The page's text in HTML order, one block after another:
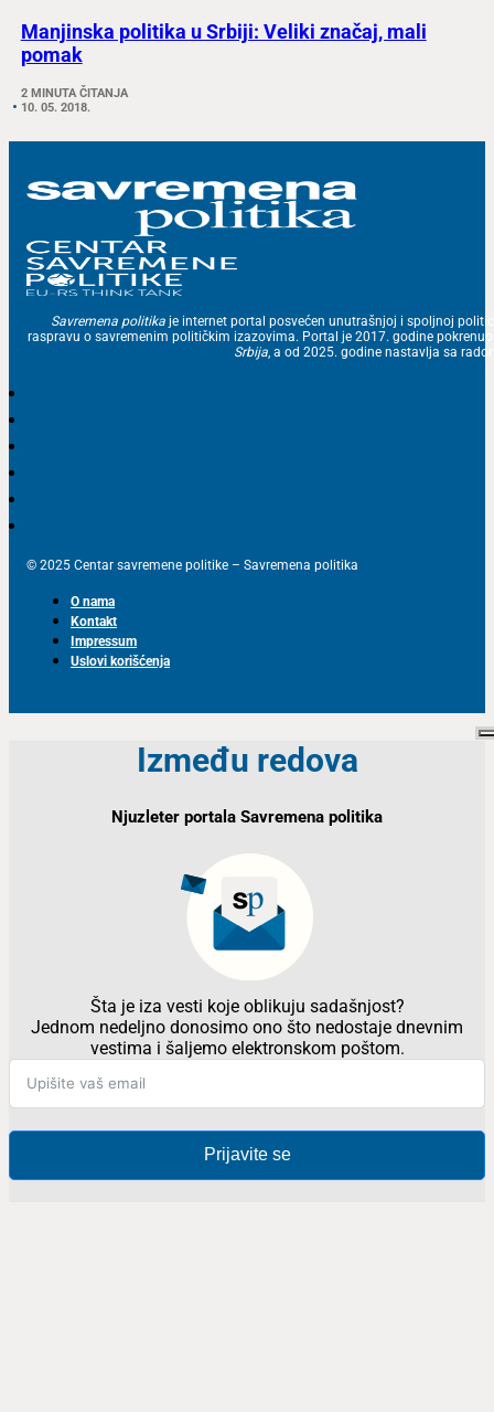
Manjinska politika u Srbiji: Veliki značaj, mali
pomak
2 MINUTA ČITANJA
10. 05. 2018.
Savremena politika je internet portal posvećen unutrašnjoj i spoljnoj
raspravu o savremenim političkim izazovima. Portal je 2017. godine
Srbija, a od 2025. godine nastavlja sa
© 2025 Centar savremene politike – Savremena politika
O nama
Kontakt
Impressum
Uslovi korišćenja
Između redova
Njuzleter portala Savremena politika
Šta je iza vesti koje oblikuju sadašnjost?
Jednom nedeljno donosimo ono što nedostaje dnevnim
vestima i šaljemo elektronskom poštom.
Prijavite se